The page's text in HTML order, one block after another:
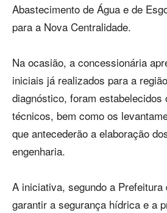
Abastecimento de Água e de
para a Nova Centralidade.
Na ocasião, a concessionária
iniciais já realizados para a
diagnóstico, foram
técnicos, bem como os
que antecederão a elaboração
engenharia.
A iniciativa, segundo a
garantir a segurança hídrica e a